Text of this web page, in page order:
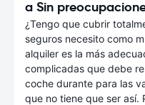
a Sin
¿Tengo que cubrir
seguros necesito como
alquiler es la más
complicadas que debe
coche durante para las
que no tiene que ser así.